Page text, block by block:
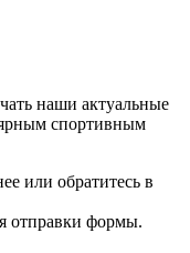
наши актуальные
спортивным
или обратитесь в
отправки формы.